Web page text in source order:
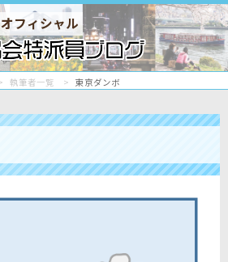
オフィシャル
執筆者一覧 東京ダンボ